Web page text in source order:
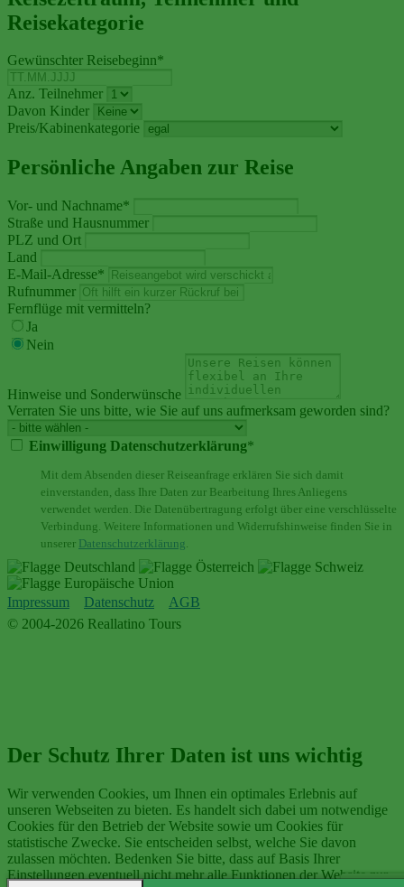
Reisekategorie
Gewünschter Reisebeginn*
Anz. Teilnehmer
Davon Kinder
Preis/Kabinenkategorie
Persönliche Angaben zur Reise
Vor- und Nachname*
Straße und Hausnummer
PLZ und Ort
Land
E-Mail-Adresse*
Rufnummer
Fernflüge mit vermitteln?
Ja
Nein
Hinweise und Sonderwünsche
Verraten Sie uns bitte, wie Sie auf uns aufmerksam geworden sind?
Einwilligung Datenschutzerklärung*
Mit dem Absenden dieser Reiseanfrage erklären Sie sich damit
einverstanden, dass Ihre Daten zur Bearbeitung Ihres Anliegens
verwendet werden. Die Datenübertragung erfolgt über eine verschlüsselte
Verbindung. Weitere Informationen und Widerrufshinweise finden Sie in
unserer Datenschutzerklärung.
Impressum Datenschutz
AGB
© 2004-2026 Reallatino Tours
Der Schutz Ihrer Daten ist uns wichtig
Wir verwenden Cookies, um Ihnen ein optimales Erlebnis auf
unseren Webseiten zu bieten. Es handelt sich dabei um notwendige
Cookies für den Betrieb der Website sowie um Cookies für
statistische Zwecke. Sie entscheiden selbst, welche Sie davon
zulassen möchten. Bedenken Sie bitte, dass auf Basis Ihrer
Einstellungen eventuell nicht mehr alle Funktionen der Website zur